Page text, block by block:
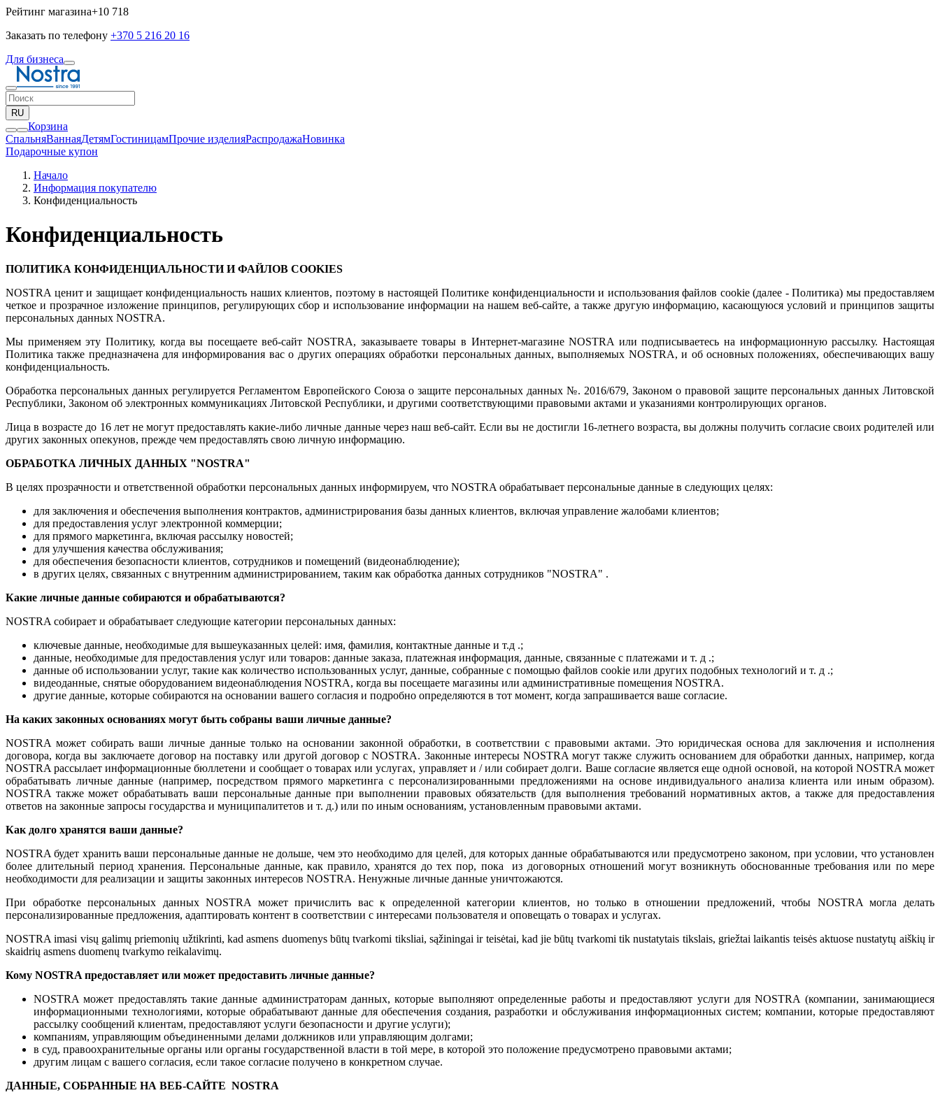
Рейтинг магазина+10 718
Заказать по телефону +370 5 216 20 16
Для бизнеса
RU
Корзина
СпальняВаннаяДетямГостиницамПрочие изделияPаспродажаНовинка
Подарочные купон
Начало
Информация покупателю
Конфиденциальность
Конфиденциальность
ПОЛИТИКА КОНФИДЕНЦИАЛЬНОСТИ И ФАЙЛОВ COOKIES
NOSTRA ценит и защищает конфиденциальность наших клиентов, поэтому в настоящей Политике конфиденциальности и использования файлов cookie (далее - Политика) мы предоставляем
четкое и прозрачное изложение принципов, регулирующих сбор и использование информации на нашем веб-сайте, а также другую информацию, касающуюся условий и принципов защиты
персональных данных NOSTRA.
Мы применяем эту Политику, когда вы посещаете веб-сайт NOSTRA, заказываете товары в Интернет-магазине NOSTRA или подписываетесь на информационную рассылку. Настоящая
Политика также предназначена для информирования вас о других операциях обработки персональных данных, выполняемых NOSTRA, и об основных положениях, обеспечивающих вашу
конфиденциальность.
Обработка персональных данных регулируется Регламентом Европейского Союза о защите персональных данных №. 2016/679, Законом о правовой защите персональных данных Литовской
Республики, Законом об электронных коммуникациях Литовской Республики, и другими соответствующими правовыми актами и указаниями контролирующих органов.
Лица в возрасте до 16 лет не могут предоставлять какие-либо личные данные через наш веб-сайт. Если вы не достигли 16-летнего возраста, вы должны получить согласие своих родителей или
других законных опекунов, прежде чем предоставлять свою личную информацию.
ОБРАБОТКА ЛИЧНЫХ ДАННЫХ "NOSTRA"
В целях прозрачности и ответственной обработки персональных данных информируем, что NOSTRA обрабатывает персональные данные в следующих целях:
для заключения и обеспечения выполнения контрактов, администрирования базы данных клиентов, включая управление жалобами клиентов;
для предоставления услуг электронной коммерции;
для прямого маркетинга, включая рассылку новостей;
для улучшения качества обслуживания;
для обеспечения безопасности клиентов, сотрудников и помещений (видеонаблюдение);
в других целях, связанных с внутренним администрированием, таким как обработка данных сотрудников "NOSTRA" .
Какие личные данные собираются и обрабатываются?
NOSTRA собирает и обрабатывает следующие категории персональных данных:
ключевые данные, необходимые для вышеуказанных целей: имя, фамилия, контактные данные и т.д .;
данные, необходимые для предоставления услуг или товаров: данные заказа, платежная информация, данные, связанные с платежами и т. д .;
данные об использовании услуг, такие как количество использованных услуг, данные, собранные с помощью файлов cookie или других подобных технологий и т. д .;
видеоданные, снятые оборудованием видеонаблюдения NOSTRA, когда вы посещаете магазины или административные помещения NOSTRA.
другие данные, которые собираются на основании вашего согласия и подробно определяются в тот момент, когда запрашивается ваше согласие.
На каких законных основаниях могут быть собраны ваши личные данные?
NOSTRA может собирать ваши личные данные только на основании законной обработки, в соответствии с правовыми актами. Это юридическая основа для заключения и исполнения
договора, когда вы заключаете договор на поставку или другой договор с NOSTRA. Законные интересы NOSTRA могут также служить основанием для обработки данных, например, когда
NOSTRA рассылает информационные бюллетени и сообщает о товарах или услугах, управляет и / или собирает долги. Ваше согласие является еще одной основой, на которой NOSTRA может
обрабатывать личные данные (например, посредством прямого маркетинга с персонализированными предложениями на основе индивидуального анализа клиента или иным образом).
NOSTRA также может обрабатывать ваши персональные данные при выполнении правовых обязательств (для выполнения требований нормативных актов, а также для предоставления
ответов на законные запросы государства и муниципалитетов и т. д.) или по иным основаниям, установленным правовыми актами.
Как долго хранятся ваши данные?
NOSTRA будет хранить ваши персональные данные не дольше, чем это необходимо для целей, для которых данные обрабатываются или предусмотрено законом, при условии, что установлен
более длительный период хранения. Персональные данные, как правило, хранятся до тех пор, пока из договорных отношений могут возникнуть обоснованные требования или по мере
необходимости для реализации и защиты законных интересов NOSTRA. Ненужные личные данные уничтожаются.
При обработке персональных данных NOSTRA может причислить вас к определенной категории клиентов, но только в отношении предложений, чтобы NOSTRA могла делать
персонализированные предложения, адаптировать контент в соответствии с интересами пользователя и оповещать о товарах и услугах.
NOSTRA imasi visų galimų priemonių užtikrinti, kad asmens duomenys būtų tvarkomi tiksliai, sąžiningai ir teisėtai, kad jie būtų tvarkomi tik nustatytais tikslais, griežtai laikantis teisės aktuose nustatytų aiškių ir
skaidrių asmens duomenų tvarkymo reikalavimų.
Кому NOSTRA предоставляет или может предоставить личные данные?
NOSTRA может предоставлять такие данные администраторам данных, которые выполняют определенные работы и предоставляют услуги для NOSTRA (компании, занимающиеся
информационными технологиями, которые обрабатывают данные для обеспечения создания, разработки и обслуживания информационных систем; компании, которые предоставляют
рассылку сообщений клиентам, предоставляют услуги безопасности и другие услуги);
компаниям, управляющим объединенными делами должников или управляющим долгами;
в суд, правоохранительные органы или органы государственной власти в той мере, в которой это положение предусмотрено правовыми актами;
другим лицам с вашего согласия, если такое согласие получено в конкретном случае.
ДАННЫЕ, СОБРАННЫЕ НА ВЕБ-САЙТЕ NOSTRA